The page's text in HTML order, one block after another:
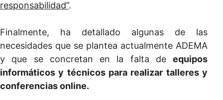
responsabilidad”.
Finalmente, ha detallado algunas de las
necesidades que se plantea actualmente ADEMA
y que se concretan en la falta de equipos
informáticos y técnicos para realizar talleres y
conferencias online.